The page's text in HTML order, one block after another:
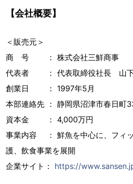
【会社概要】
＜販売元＞
商 号 ： 株式会社三鮮商事
代表者 ： 代表取締役社長 山
創業日 ： 1997年5月
本部連絡先 ： 静岡県沼津市春日町
資本金 ： 4,000万円
事業内容 ： 鮮魚を中心に、フィ
護、飲食事業を展開
企業サイト： https://